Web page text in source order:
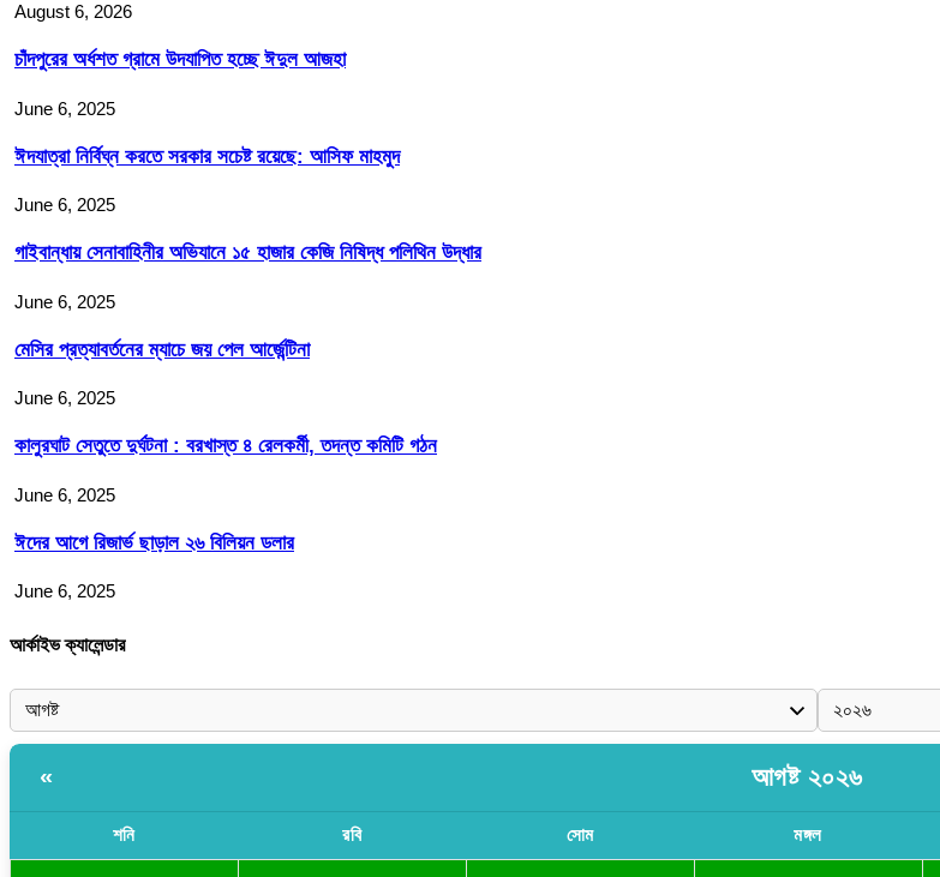
August 6, 2026
চাঁদপুরের অর্ধশত গ্রামে উদযাপিত হচ্ছে ঈদুল আজহা
June 6, 2025
ঈদযাত্রা নির্বিঘ্ন করতে সরকার সচেষ্ট রয়েছে: আসিফ মাহমুদ
June 6, 2025
গাইবান্ধায় সেনাবাহিনীর অভিযানে ১৫ হাজার কেজি নিষিদ্ধ পলিথিন উদ্ধার
June 6, 2025
মেসির প্রত্যাবর্তনের ম্যাচে জয় পেল আর্জেন্টিনা
June 6, 2025
কালুরঘাট সেতুতে দুর্ঘটনা : বরখাস্ত ৪ রেলকর্মী, তদন্ত কমিটি গঠন
June 6, 2025
ঈদের আগে রিজার্ভ ছাড়াল ২৬ বিলিয়ন ডলার
June 6, 2025
আর্কাইভ ক্যালেন্ডার
« আগষ্ট ২০২৬
শনি রবি সোম মঙ্গল